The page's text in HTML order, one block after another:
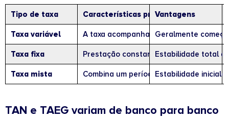
Tipo de taxa Características principais
Vantagens
Taxa variável A taxa acompanha a Euribor (3, 6 ou
Geralmente
Taxa fixa Prestação constante durante todo o
Estabilidade total
Taxa mista Combina um período inicial com taxa
Estabilidade inicial
TAN e TAEG variam de banco para banco